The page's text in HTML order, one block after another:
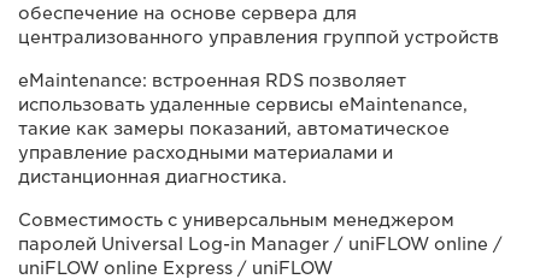
обеспечение на основе сервера для
централизованного управления группой устройств
eMaintenance: встроенная RDS позволяет
использовать удаленные сервисы eMaintenance,
такие как замеры показаний, автоматическое
управление расходными материалами и
дистанционная диагностика.
Совместимость с универсальным менеджером
паролей Universal Log-in Manager / uniFLOW online /
uniFLOW online Express / uniFLOW